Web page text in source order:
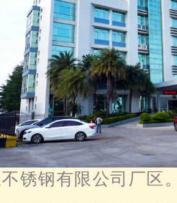
锈钢有限公司厂区